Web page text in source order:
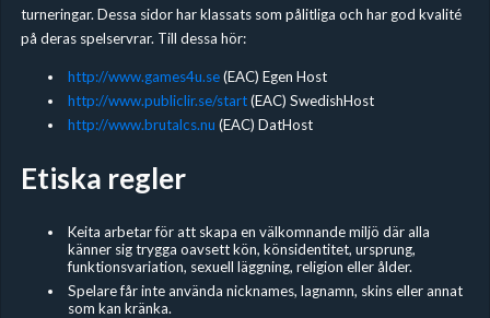
turneringar. Dessa sidor har klassats som pålitliga och har god kvalité
på deras spelservrar. Till dessa hör:
http://www.games4u.se(EAC) Egen Host
http://www.publiclir.se/start(EAC) SwedishHost
http://www.brutalcs.nu (EAC) DatHost
Etiska regler
Keita arbetar för att skapa en välkomnande miljö där alla
känner sig trygga oavsett kön, könsidentitet, ursprung,
funktionsvariation, sexuell läggning, religion eller ålder.
Spelare får inte använda nicknames, lagnamn, skins eller annat
som kan kränka.